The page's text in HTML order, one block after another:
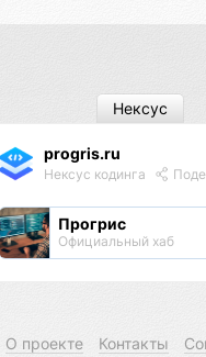
progris.ru
Нексус кодинга
Прогрис
Официальный хаб
Нексус
О проекте Контакты